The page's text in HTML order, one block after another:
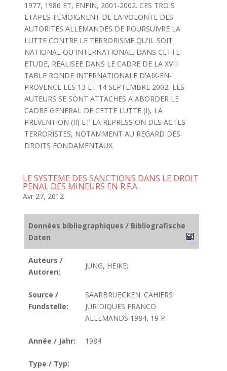
1977, 1986 ET, ENFIN, 2001-2002. CES TROIS
ETAPES TEMOIGNENT DE LA VOLONTE DES
AUTORITES ALLEMANDES DE POURSUIVRE LA
LUTTE CONTRE LE TERRORISME QU'IL SOIT
NATIONAL OU INTERNATIONAL. DANS CETTE
ETUDE, REALISEE DANS LE CADRE DE LA XVIII
TABLE RONDE INTERNATIONALE D'AIX-EN-
PROVENCE LES 13 ET 14 SEPTEMBRE 2002, LES
AUTEURS SE SONT ATTACHES A ABORDER LE
CADRE GENERAL DE CETTE LUTTE (I), LA
PREVENTION (II) ET LA REPRESSION DES ACTES
TERRORISTES, NOTAMMENT AU REGARD DES
DROITS FONDAMENTAUX.
LE SYSTEME DES SANCTIONS DANS LE DROIT
PENAL DES MINEURS EN R.F.A.
Avr 27, 2012
Données bibliographiques / Bibliografische
Daten
Auteurs /
Autoren:
JUNG, HEIKE;
Source /
Fundstelle:
SAARBRUECKEN. CAHIERS
JURIDIQUES FRANCO
ALLEMANDS 1984, 19 P.
Année / Jahr: 1984
Type / Typ: